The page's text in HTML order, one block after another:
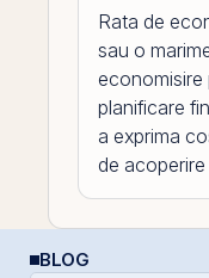
Rata de
sau o
economisire
planificare
a exprima
de acoperire
BLOG